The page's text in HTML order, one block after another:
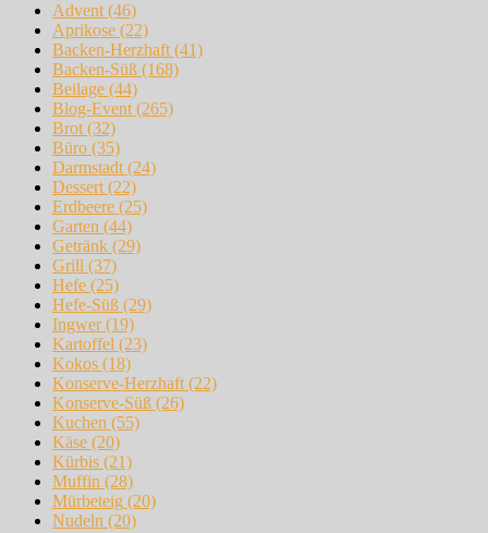
Advent(46)
Aprikose (22)
Backen-Herzhaft(41)
Backen-Süß (168)
Beilage (44)
Blog-Event(265)
Brot(32)
Büro (35)
Darmstadt(24)
Dessert(22)
Erdbeere (25)
Garten (44)
Getränk (29)
Grill (37)
Hefe (25)
Hefe-Süß (29)
Ingwer(19)
Kartoffel (23)
Kokos (18)
Konserve-Herzhaft(22)
Konserve-Süß (26)
Kuchen (55)
Käse (20)
Kürbis (21)
Muffin (28)
Mürbeteig (20)
Nudeln (20)